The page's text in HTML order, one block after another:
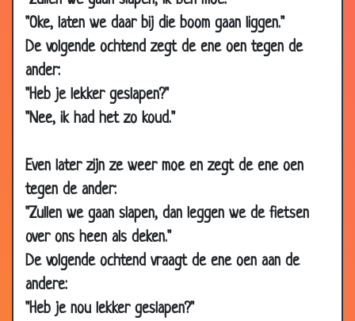
"Oke, laten we daar bij die boom gaan liggen."
De volgende ochtend zegt de ene oen tegen de
ander:
"Heb je lekker geslapen?"
"Nee, ik had het zo koud."
Even later zijn ze weer moe en zegt de ene oen
tegen de ander:
"Zullen we gaan slapen, dan leggen we de fietsen
over ons heen als deken."
De volgende ochtend vraagt de ene oen aan de
andere:
"Heb je nou lekker geslapen?"
12 Nov
2007
De rondleiding
12 Nov
2007
Thuis komen 3.13
08
Nov
Tijdje niet gezien
08
2007
Wat was er eerst? 3.49
Nov
2007
Winkelen
01 Nov
2007